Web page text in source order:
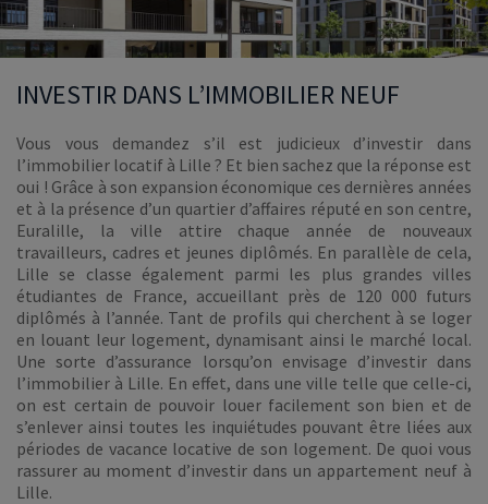
INVESTIR DANS L’IMMOBILIER NEUF
Vous vous demandez s’il est judicieux d’investir dans
l’immobilier locatif à Lille ? Et bien sachez que la réponse est
oui ! Grâce à son expansion économique ces dernières années
et à la présence d’un quartier d’affaires réputé en son centre,
Euralille, la ville attire chaque année de nouveaux
travailleurs, cadres et jeunes diplômés. En parallèle de cela,
Lille se classe également parmi les plus grandes villes
étudiantes de France, accueillant près de 120 000 futurs
diplômés à l’année. Tant de profils qui cherchent à se loger
en louant leur logement, dynamisant ainsi le marché local.
Une sorte d’assurance lorsqu’on envisage d’investir dans
l’immobilier à Lille. En effet, dans une ville telle que celle-ci,
on est certain de pouvoir louer facilement son bien et de
s’enlever ainsi toutes les inquiétudes pouvant être liées aux
périodes de vacance locative de son logement. De quoi vous
rassurer au moment d’investir dans un appartement neuf à
Lille.